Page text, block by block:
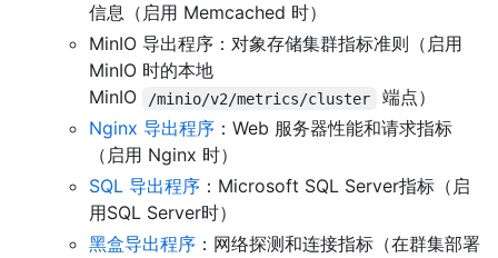
信息（启用 Memcached 时）
MinIO 导出程序：对象存储集群指标准则（启用
MinIO 时的本地
MinIO
/minio/v2/metrics/cluster
端点）
Nginx 导出程序 ：Web 服务器性能和请求指标
（启用 Nginx 时）
SQL 导出程序 ：Microsoft SQL Server指标（启
用SQL Server时）
黑盒导出程序 ：网络探测和连接指标（在群集部署